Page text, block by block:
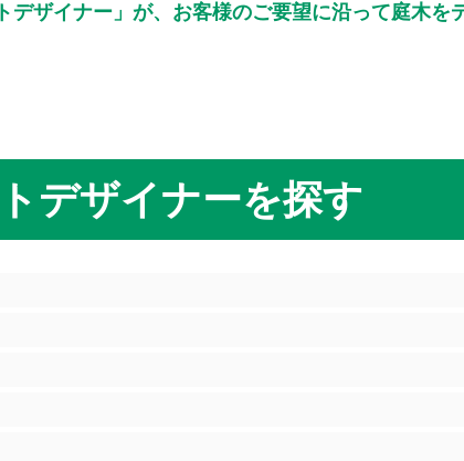
デザイナー」が、お客様のご要望に沿って庭木を
デザイナーを探す